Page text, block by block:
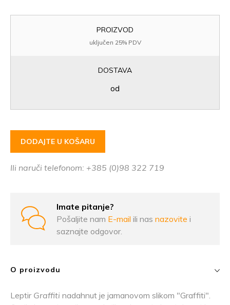
PROIZVOD
uključen 25% PDV
DOSTAVA
od
DODAJTE U KOŠARU
Ili naruči telefonom: +385 (0)98 322 719
Imate pitanje?
Pošaljite nam E-mail ili nas nazovite i
saznajte odgovor.
O proizvodu
Leptir Graffiti nadahnut je jamanovom slikom "Graffiti".